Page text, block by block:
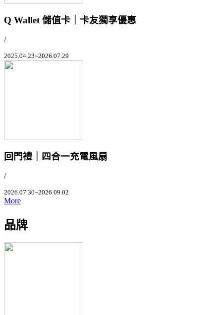
Q Wallet 儲值卡｜卡友獨享優惠
/
2025.04.23~2026.07.29
回門禮｜四合一充電風扇
/
2026.07.30~2026.09.02
More
品牌